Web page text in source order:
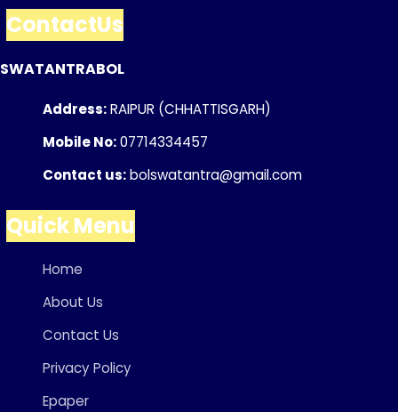
ContactUs
SWATANTRABOL
Address:RAIPUR (CHHATTISGARH)
Mobile No:07714334457
Contact us:bolswatantra@gmail.com
Quick Menu
Home
About Us
Contact Us
Privacy Policy
Epaper